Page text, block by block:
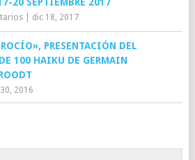
20 SEPTIEMBRE 2017
| dic 18, 2017
PRESENTACIÓN DEL
100 HAIKU DE GERMAIN
2016